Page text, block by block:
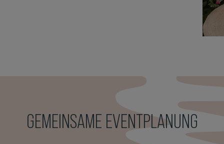
GEMEINSAME EVENTPLANUNG